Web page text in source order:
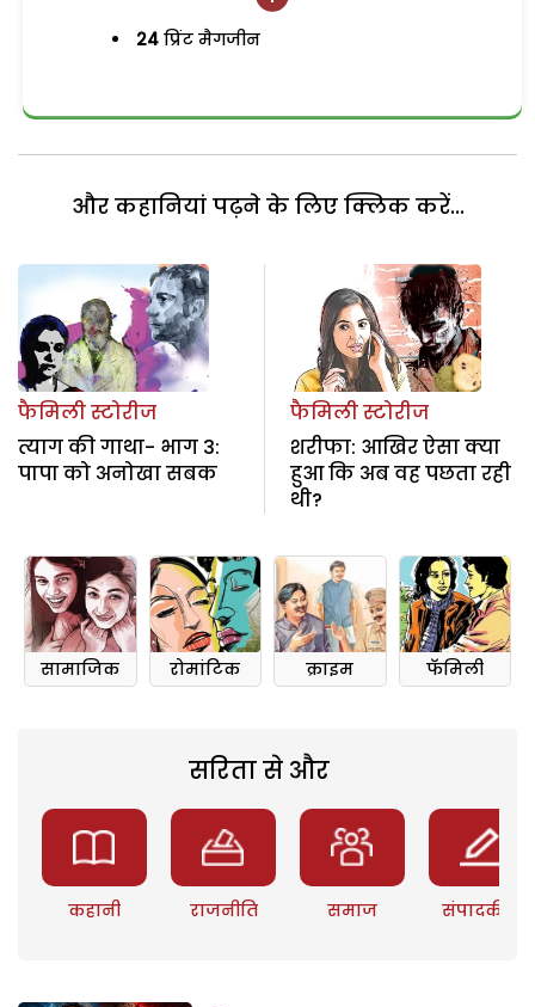
24 प्रिंट मैगजीन
और कहानियां पढ़ने के लिए क्लिक करें...
फैमिली स्टोरीज
त्याग की गाथा- भाग 3:
पापा को अनोखा सबक
फैमिली स्टोरीज
शरीफा: आखिर ऐसा क्या
हुआ कि अब वह पछता रही
थी?
सामाजिक रोमांटिक क्राइम फॅमिली
सरिता से और
कहानी राजनीति समाज संपादकीय